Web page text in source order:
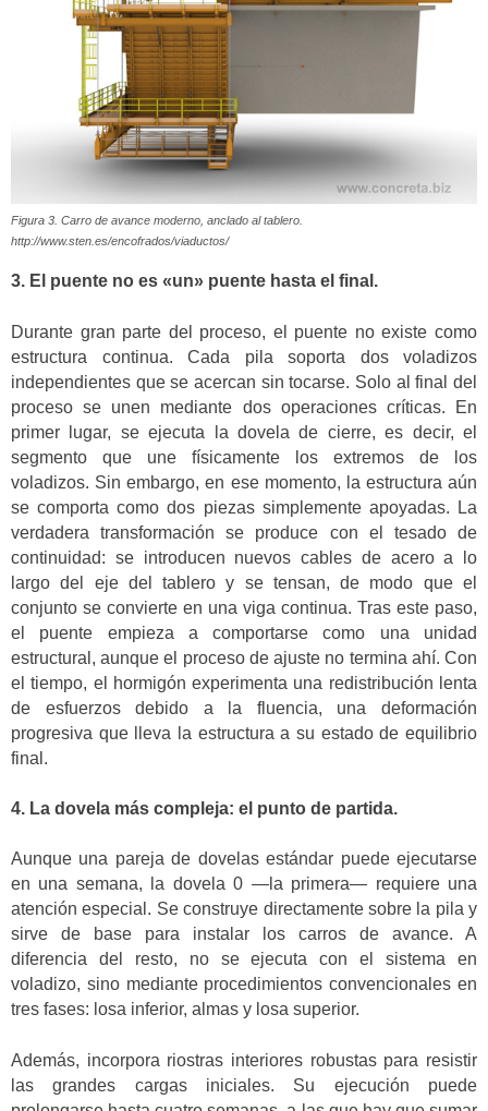
Figura 3. Carro de avance moderno, anclado al tablero.
http://www.sten.es/encofrados/viaductos/
3. El puente no es «un» puente hasta el final.
Durante gran parte del proceso, el puente no existe como
estructura continua. Cada pila soporta dos voladizos
independientes que se acercan sin tocarse. Solo al final del
proceso se unen mediante dos operaciones críticas. En
primer lugar, se ejecuta la dovela de cierre, es decir, el
segmento que une físicamente los extremos de los
voladizos. Sin embargo, en ese momento, la estructura aún
se comporta como dos piezas simplemente apoyadas. La
verdadera transformación se produce con el tesado de
continuidad: se introducen nuevos cables de acero a lo
largo del eje del tablero y se tensan, de modo que el
conjunto se convierte en una viga continua. Tras este paso,
el puente empieza a comportarse como una unidad
estructural, aunque el proceso de ajuste no termina ahí. Con
el tiempo, el hormigón experimenta una redistribución lenta
de esfuerzos debido a la fluencia, una deformación
progresiva que lleva la estructura a su estado de equilibrio
final.
4. La dovela más compleja: el punto de partida.
Aunque una pareja de dovelas estándar puede ejecutarse
en una semana, la dovela 0 —la primera— requiere una
atención especial. Se construye directamente sobre la pila y
sirve de base para instalar los carros de avance. A
diferencia del resto, no se ejecuta con el sistema en
voladizo, sino mediante procedimientos convencionales en
tres fases: losa inferior, almas y losa superior.
Además, incorpora riostras interiores robustas para resistir
las grandes cargas iniciales. Su ejecución puede